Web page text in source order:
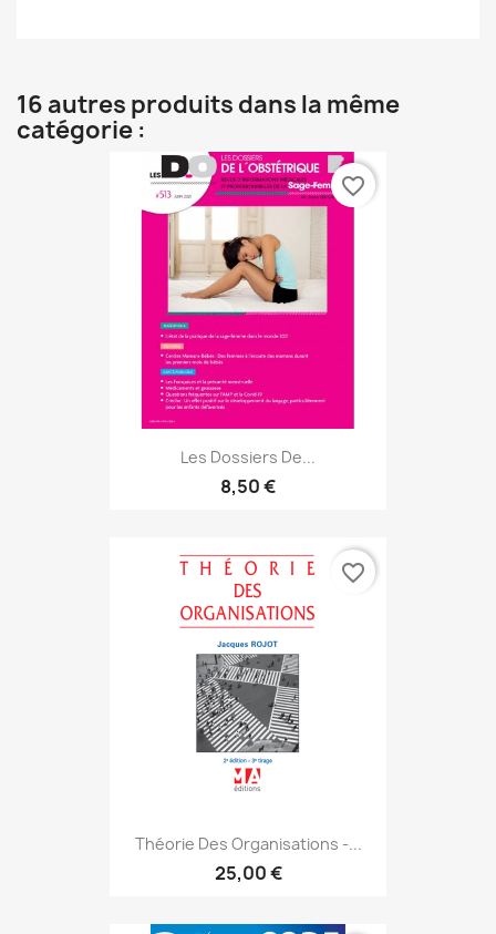
16 autres produits dans la même
catégorie :
Les Dossiers De...
8,50 €
favorite_border
Théorie Des Organisations -...
25,00 €
favorite_border